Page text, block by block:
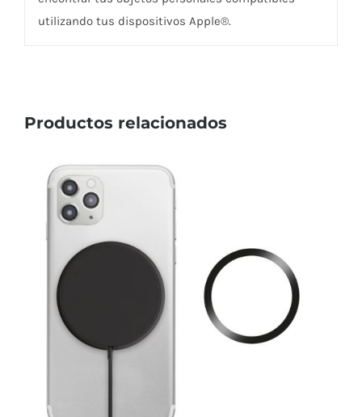
utilizando tus dispositivos Apple®.
Productos relacionados